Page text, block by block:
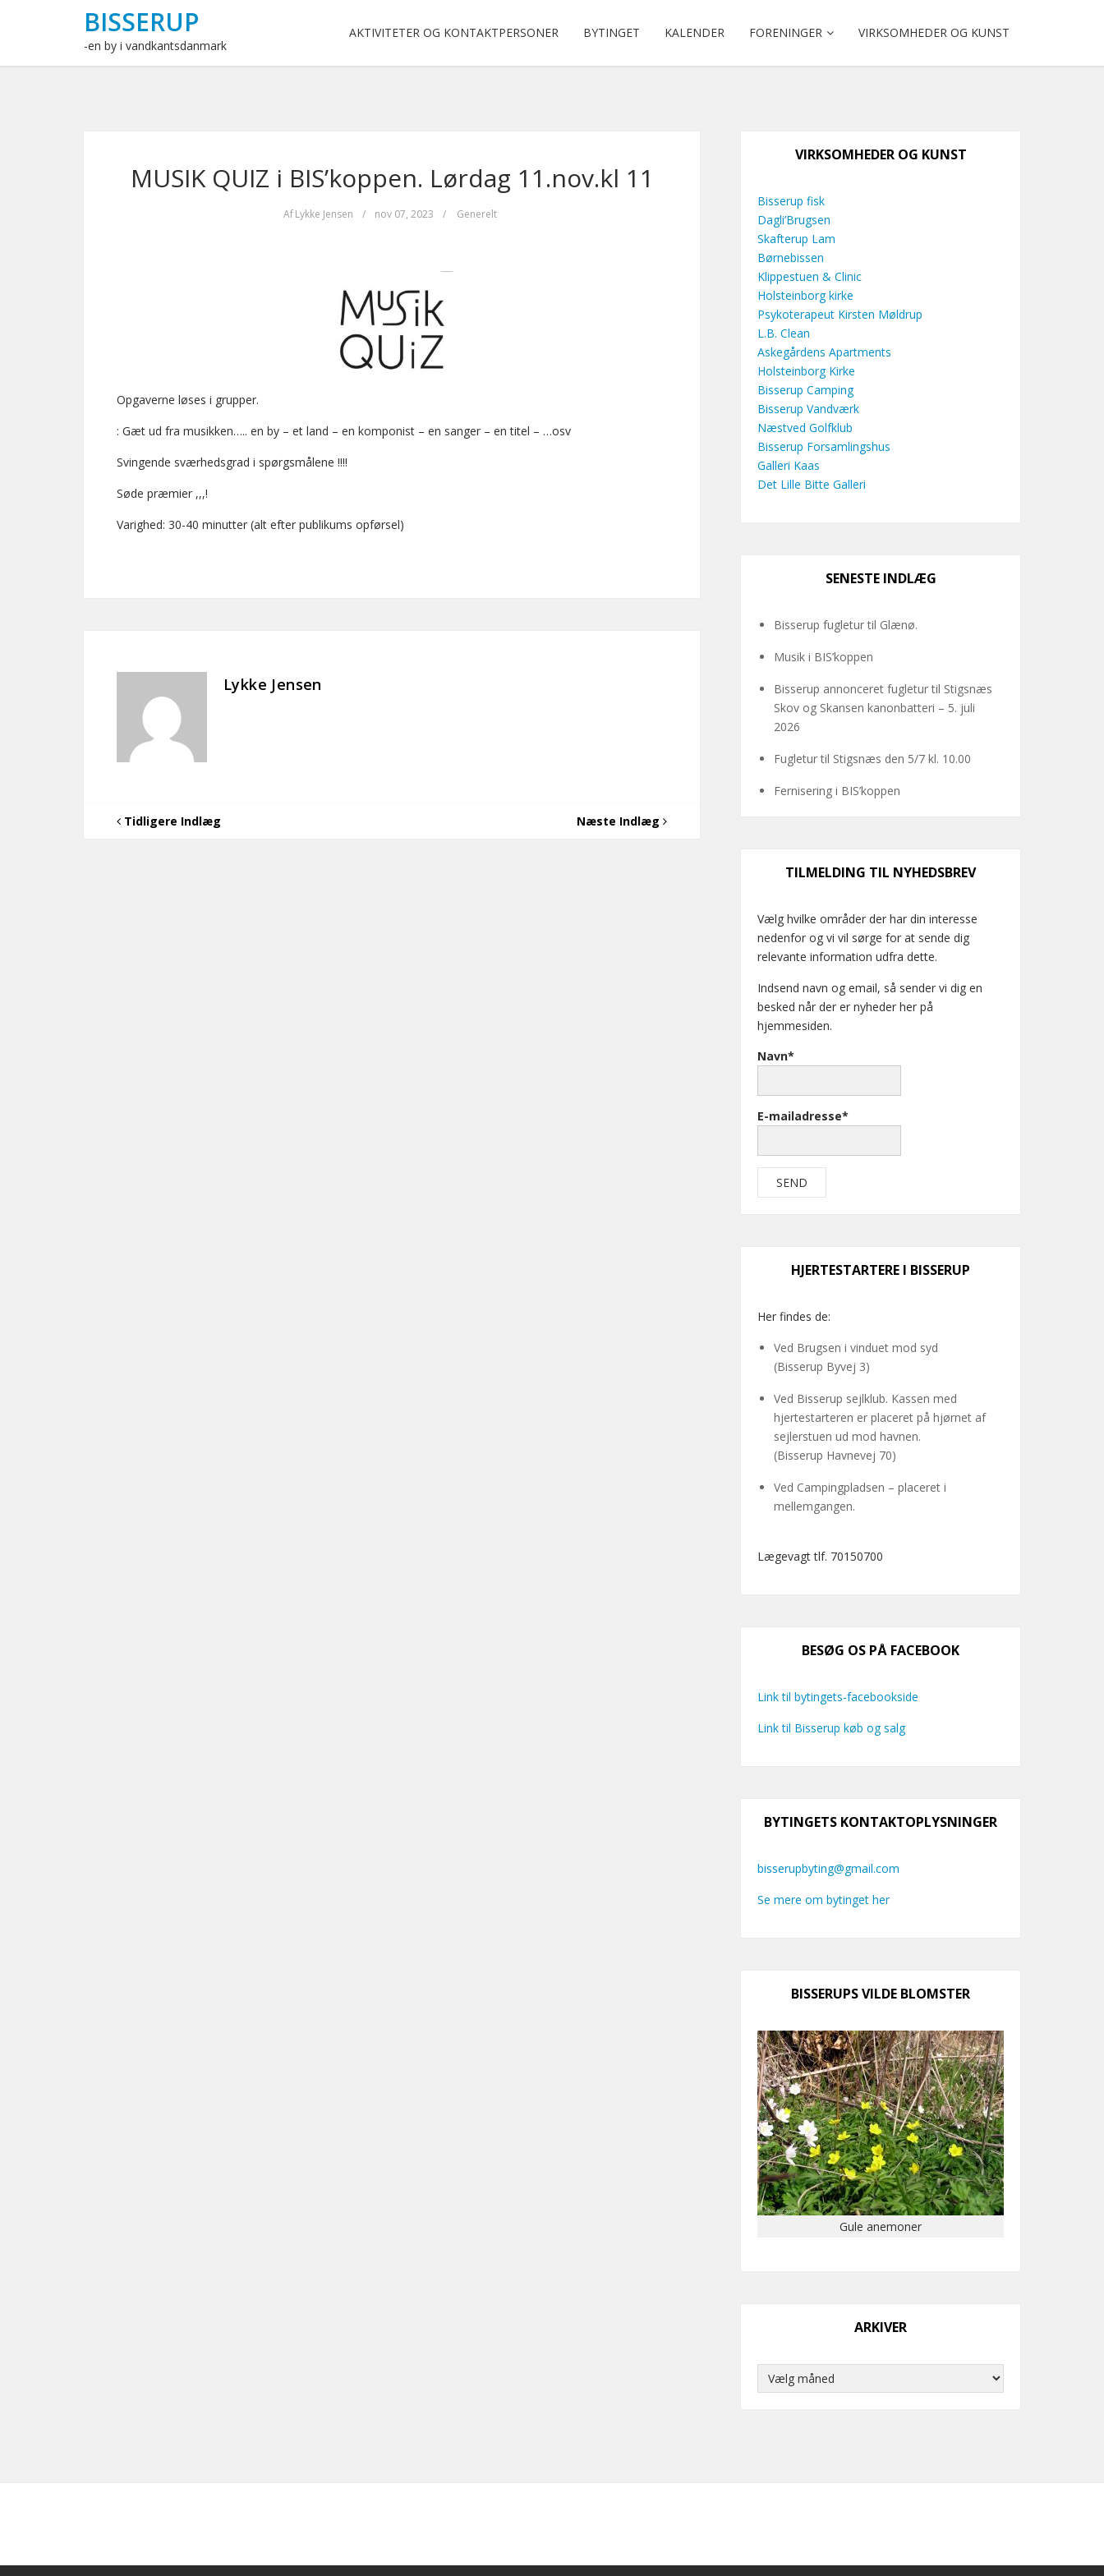
BISSERUP
-en by i vandkantsdanmark
AKTIVITETER OG KONTAKTPERSONER BYTINGET KALENDER FORENINGER VIRKSOMHEDER OG KUNST
MUSIK QUIZ i BIS’koppen. Lørdag 11.nov.kl 11
Af Lykke Jensen / nov 07, 2023 / Generelt
Opgaverne løses i grupper.
: Gæt ud fra musikken….. en by – et land – en komponist – en sanger – en titel – …osv
Svingende sværhedsgrad i spørgsmålene !!!!
Søde præmier ,,,!
Varighed: 30-40 minutter (alt efter publikums opførsel)
Lykke Jensen
Tidligere Indlæg Næste Indlæg
VIRKSOMHEDER OG KUNST
Bisserup fisk
Dagli’Brugsen
Skafterup Lam
Børnebissen
Klippestuen & Clinic
Holsteinborg kirke
Psykoterapeut Kirsten Møldrup
L.B. Clean
Askegårdens Apartments
Holsteinborg Kirke
Bisserup Camping
Bisserup Vandværk
Næstved Golfklub
Bisserup Forsamlingshus
Galleri Kaas
Det Lille Bitte Galleri
SENESTE INDLÆG
Bisserup fugletur til Glænø.
Musik i BIS’koppen
Bisserup annonceret fugletur til Stigsnæs
Skov og Skansen kanonbatteri – 5. juli
2026
Fugletur til Stigsnæs den 5/7 kl. 10.00
Fernisering i BIS’koppen
TILMELDING TIL NYHEDSBREV
Vælg hvilke områder der har din interesse
nedenfor og vi vil sørge for at sende dig
relevante information udfra dette.
Indsend navn og email, så sender vi dig en
besked når der er nyheder her på
hjemmesiden.
Navn*
E-mailadresse*
HJERTESTARTERE I BISSERUP
Her findes de:
Ved Brugsen i vinduet mod syd
(Bisserup Byvej 3)
Ved Bisserup sejlklub. Kassen med
hjertestarteren er placeret på hjørnet af
sejlerstuen ud mod havnen.
(Bisserup Havnevej 70)
Ved Campingpladsen – placeret i
mellemgangen.
Lægevagt tlf. 70150700
BESØG OS PÅ FACEBOOK
Link til bytingets-facebookside
Link til Bisserup køb og salg
BYTINGETS KONTAKTOPLYSNINGER
bisserupbyting@gmail.com
Se mere om bytinget her
BISSERUPS VILDE BLOMSTER
Gule anemoner
ARKIVER
Arkiver